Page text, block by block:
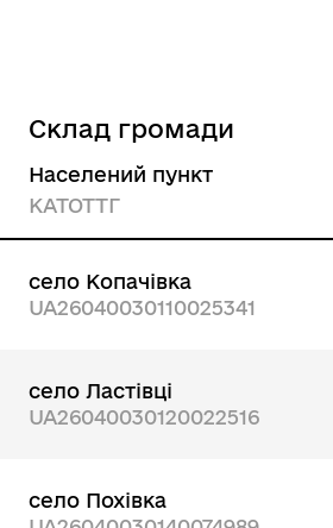
Склад громади
Населений пункт
КАТОТТГ
село Копачівка
UA26040030110025341
село Ластівці
UA26040030120022516
село Похівка